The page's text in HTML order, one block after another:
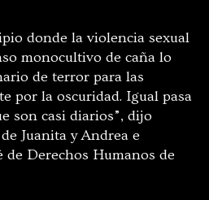
donde la violencia sexual
monocultivo de caña lo
de terror para las
por la oscuridad. Igual pasa
son casi diarios”, dijo
Juanita y Andrea e
Derechos Humanos de